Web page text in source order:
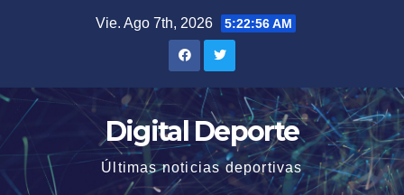
Vie. Ago 7th, 2026 5:22:56 AM
Digital Deporte
Últimas noticias deportivas